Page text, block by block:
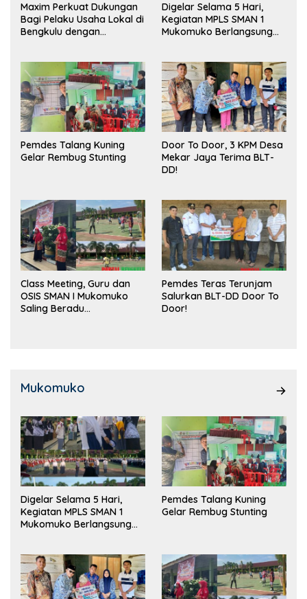
Maxim Perkuat Dukungan
Bagi Pelaku Usaha Lokal di
Bengkulu dengan
Pasar
Digelar Selama 5 Hari,
Kegiatan MPLS SMAN 1
Mukomuko Berlangsung
Pemdes Talang Kuning
Gelar Rembug Stunting
Door To Door, 3 KPM Desa
Mekar Jaya Terima BLT-
DD!
Class Meeting, Guru dan
OSIS SMAN I Mukomuko
Saling Beradu
Pemdes Teras Terunjam
Salurkan BLT-DD Door To
Door!
Mukomuko
Digelar Selama 5 Hari,
Kegiatan MPLS SMAN 1
Mukomuko Berlangsung
Pemdes Talang Kuning
Gelar Rembug Stunting